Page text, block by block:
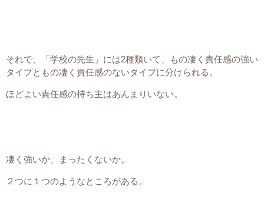
それで、「学校の先生」には2種類いて、もの凄く責任感の強い
タイプともの凄く責任感のないタイプに分けられる。
ほどよい責任感の持ち主はあんまりいない。
凄く強いか、まったくないか。
２つに１つのようなところがある。